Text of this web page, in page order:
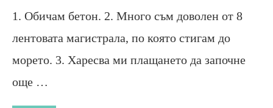
1. Обичам бетон. 2. Много съм доволен от 8
лентовата магистрала, по която стигам до
морето. 3. Харесва ми плащането да започне
още …